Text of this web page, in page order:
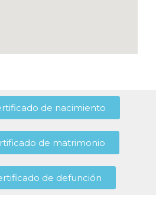
de nacimiento
de matrimonio
de defunción